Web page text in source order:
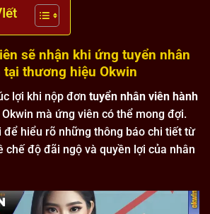
sẽ nhận khi ứng tuyển nhân
thương hiệu Okwin
lợi khi nộp đơn tuyển nhân viên hành
mà ứng viên có thể mong đợi.
để hiểu rõ những thông báo chi tiết từ
chế độ đãi ngộ và quyền lợi của nhân